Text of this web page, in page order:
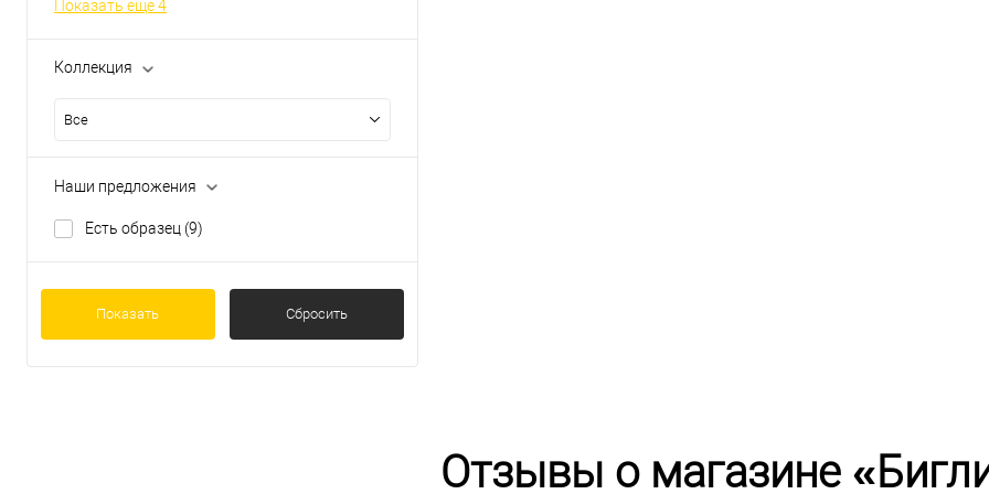
Показать ещё 4
Коллекция
Все
Наши предложения
Есть образец (9)
Показать Сбросить
Отзывы о магазине